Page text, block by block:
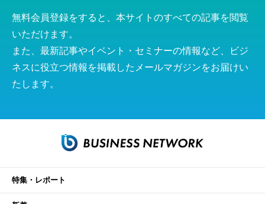
無料会員登録をすると、本サイトのすべての記事を閲覧
いただけます。
また、最新記事やイベント・セミナーの情報など、ビジ
ネスに役立つ情報を掲載したメールマガジンをお届けい
たします。
特集・レポート